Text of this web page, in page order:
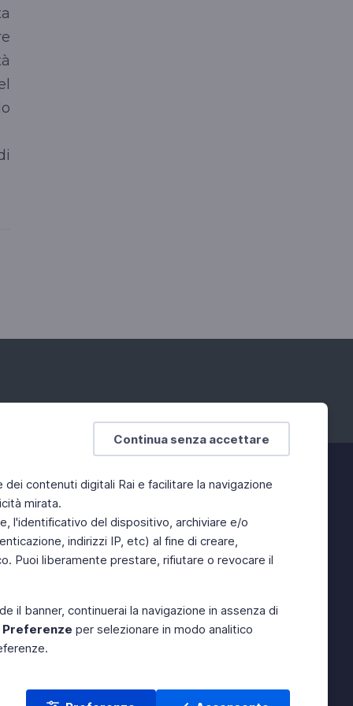
Continua senza accettare
contenuti digitali Rai e facilitare la navigazione
mirata.
l'identificativo del dispositivo, archiviare e/o
indirizzi IP, etc) al fine di creare,
Puoi liberamente prestare, rifiutare o revocare il
il banner, continuerai la navigazione in assenza di
Preferenze per selezionare in modo analitico